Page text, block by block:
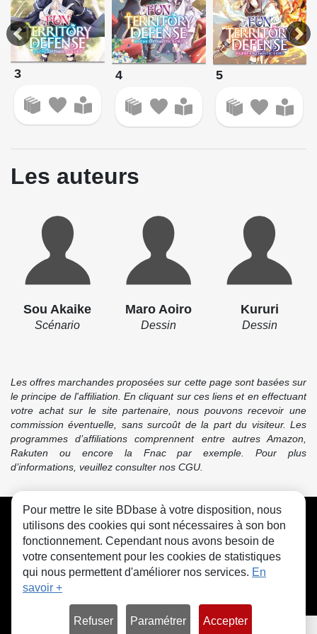
3 4 5
Les auteurs
Sou Akaike
Scénario
Maro Aoiro
Dessin
Kururi
Dessin
Les offres marchandes proposées sur cette page sont basées sur
le principe de l'affiliation. En cliquant sur ces liens et en effectuant
votre achat sur le site partenaire, nous pouvons recevoir une
commission éventuelle, sans surcoût de la part du visiteur. Les
programmes d’affiliations comprennent entre autres Amazon,
Rakuten ou encore la Fnac par exemple. Pour plus
d’informations, veuillez consulter nos CGU.
CGU FAQ Contact Cookies
Pour mettre le site BDbase à votre disposition, nous
utilisons des cookies qui sont nécessaires à son bon
fonctionnement. Cependant nous avons besoin de
votre consentement pour les cookies de statistiques
qui nous permettent d'améliorer nos services. En
savoir +
Refuser Paramétrer Accepter